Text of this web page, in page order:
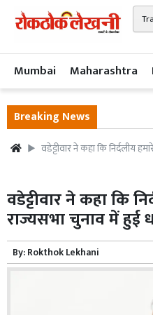
Mumbai Maharashtra
Breaking News
वडेट्टीवार ने कहा कि निर्दलीय
वडेट्टीवार ने कहा कि
राज्यसभा चुनाव में हुई
By:Rokthok Lekhani